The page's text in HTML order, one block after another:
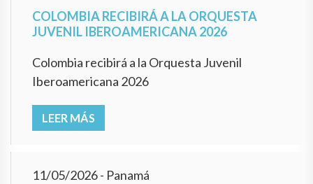
COLOMBIA RECIBIRÁ A LA ORQUESTA
JUVENIL IBEROAMERICANA 2026
Colombia recibirá a la Orquesta Juvenil
Iberoamericana 2026
LEER MÁS
11/05/2026- Panamá